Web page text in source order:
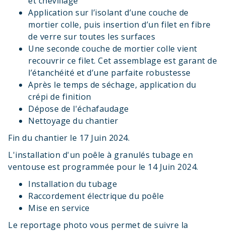
Application sur l’isolant d’une couche de
mortier colle, puis insertion d’un filet en fibre
de verre sur toutes les surfaces
Une seconde couche de mortier colle vient
recouvrir ce filet. Cet assemblage est garant de
l’étanchéité et d’une parfaite robustesse
Après le temps de séchage, application du
crépi de finition
Dépose de l'échafaudage
Nettoyage du chantier
Fin du chantier le 17 Juin 2024.
L'installation d'un poêle à granulés tubage en
ventouse est programmée pour le 14 Juin 2024.
Installation du tubage
Raccordement électrique du poêle
Mise en service
Le reportage photo vous permet de suivre la